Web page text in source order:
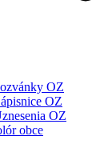
OZ
OZ
OZ
obce